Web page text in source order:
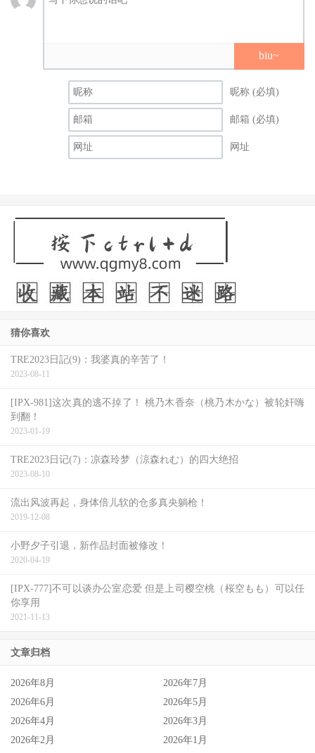
随着妹妹若月まりあ(若月玛丽亚)离开了艾薇事务所，
钱，但看了IG的照片就会发现她圆润了不少ー其实在
TRE2023、她最后来到摊位做活动的时候就有不少人和我说
她变大只了，但我那时候觉得是幸福肥，因为她说疫情期间
有找到不错的工作(内容她没有说)，所以吃得多了些，不过
biu~
昵称 (必填)
邮箱 (必填)
网址
猜你喜欢
TRE2023日記(9)：我婆真的辛苦了！
2023-08-11
[IPX-981]这次真的逃不掉了！ 桃乃木香奈（桃乃木かな）被轮奸嗨
到翻！
2023-01-19
TRE2023日记(7)：凉森玲梦（涼森れむ）的四大绝招
2023-08-10
流出风波再起，身体倍儿软的仓多真央躺枪！
2019-12-08
小野夕子引退，新作品封面被修改！
2020-04-19
[IPX-777]不可以谈办公室恋爱 但是上司樱空桃（桜空もも）可以任
你享用
2021-11-13
文章归档
2026年8月
2026年7月
2026年6月
2026年5月
2026年4月
2026年3月
2026年2月
2026年1月